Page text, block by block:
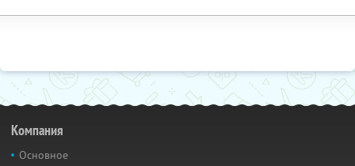
Компания
Основное